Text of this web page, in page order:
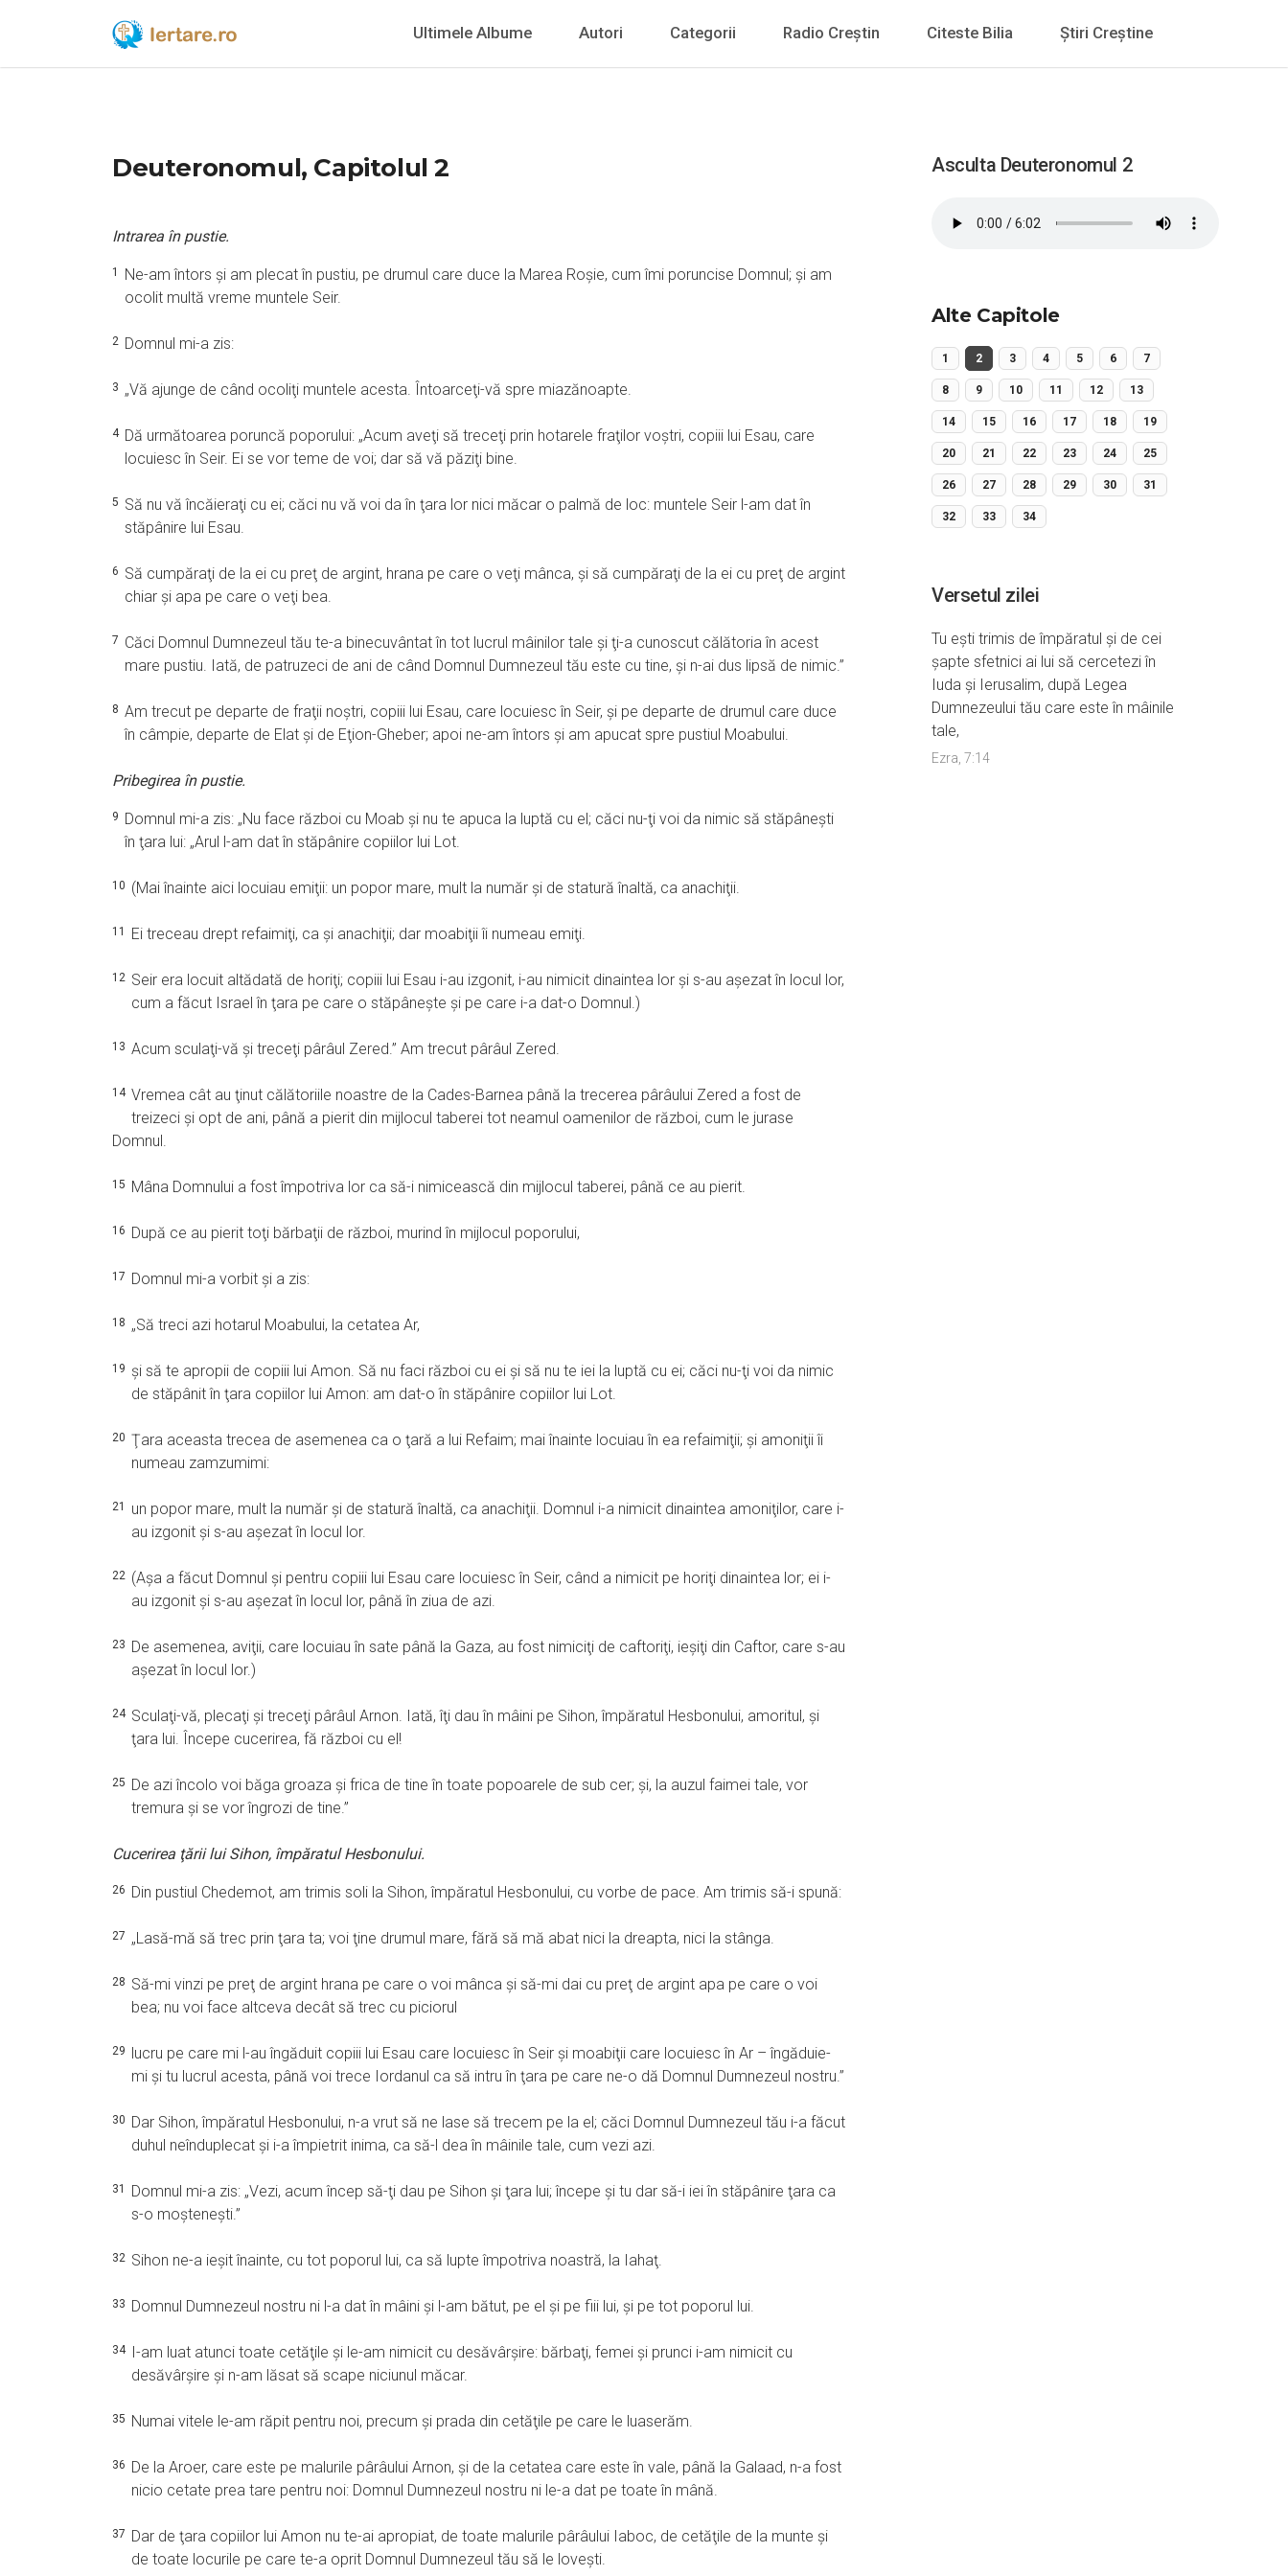
Ultimele Albume Autori Categorii Radio Creștin Citeste Bilia Știri Creștine
Deuteronomul, Capitolul 2
Intrarea în pustie.
1 Ne-am întors şi am plecat în pustiu, pe drumul care duce la Marea Roşie, cum îmi poruncise Domnul; şi am
ocolit multă vreme muntele Seir.
2 Domnul mi-a zis:
3 „Vă ajunge de când ocoliţi muntele acesta. Întoarceţi-vă spre miazănoapte.
4 Dă următoarea poruncă poporului: „Acum aveţi să treceţi prin hotarele fraţilor voştri, copiii lui Esau, care
locuiesc în Seir. Ei se vor teme de voi; dar să vă păziţi bine.
5 Să nu vă încăieraţi cu ei; căci nu vă voi da în ţara lor nici măcar o palmă de loc: muntele Seir l-am dat în
stăpânire lui Esau.
6 Să cumpăraţi de la ei cu preţ de argint, hrana pe care o veţi mânca, şi să cumpăraţi de la ei cu preţ de argint
chiar şi apa pe care o veţi bea.
7 Căci Domnul Dumnezeul tău te-a binecuvântat în tot lucrul mâinilor tale şi ţi-a cunoscut călătoria în acest
mare pustiu. Iată, de patruzeci de ani de când Domnul Dumnezeul tău este cu tine, şi n-ai dus lipsă de nimic.”
8 Am trecut pe departe de fraţii noştri, copiii lui Esau, care locuiesc în Seir, şi pe departe de drumul care duce
în câmpie, departe de Elat şi de Eţion-Gheber; apoi ne-am întors şi am apucat spre pustiul Moabului.
Pribegirea în pustie.
9 Domnul mi-a zis: „Nu face război cu Moab şi nu te apuca la luptă cu el; căci nu-ţi voi da nimic să stăpâneşti
în ţara lui: „Arul l-am dat în stăpânire copiilor lui Lot.
10 (Mai înainte aici locuiau emiţii: un popor mare, mult la număr şi de statură înaltă, ca anachiţii.
11 Ei treceau drept refaimiţi, ca şi anachiţii; dar moabiţii îi numeau emiţi.
12 Seir era locuit altădată de horiţi; copiii lui Esau i-au izgonit, i-au nimicit dinaintea lor şi s-au aşezat în locul lor,
cum a făcut Israel în ţara pe care o stăpâneşte şi pe care i-a dat-o Domnul.)
13 Acum sculaţi-vă şi treceţi pârâul Zered.” Am trecut pârâul Zered.
14 Vremea cât au ţinut călătoriile noastre de la Cades-Barnea până la trecerea pârâului Zered a fost de
treizeci şi opt de ani, până a pierit din mijlocul taberei tot neamul oamenilor de război, cum le jurase
Domnul.
15 Mâna Domnului a fost împotriva lor ca să-i nimicească din mijlocul taberei, până ce au pierit.
16 După ce au pierit toţi bărbaţii de război, murind în mijlocul poporului,
17 Domnul mi-a vorbit şi a zis:
18 „Să treci azi hotarul Moabului, la cetatea Ar,
19 şi să te apropii de copiii lui Amon. Să nu faci război cu ei şi să nu te iei la luptă cu ei; căci nu-ţi voi da nimic
de stăpânit în ţara copiilor lui Amon: am dat-o în stăpânire copiilor lui Lot.
20 Ţara aceasta trecea de asemenea ca o ţară a lui Refaim; mai înainte locuiau în ea refaimiţii; şi amoniţii îi
numeau zamzumimi:
21 un popor mare, mult la număr şi de statură înaltă, ca anachiţii. Domnul i-a nimicit dinaintea amoniţilor, care i-
au izgonit şi s-au aşezat în locul lor.
22 (Aşa a făcut Domnul şi pentru copiii lui Esau care locuiesc în Seir, când a nimicit pe horiţi dinaintea lor; ei i-
au izgonit şi s-au aşezat în locul lor, până în ziua de azi.
23 De asemenea, aviţii, care locuiau în sate până la Gaza, au fost nimiciţi de caftoriţi, ieşiţi din Caftor, care s-au
aşezat în locul lor.)
24 Sculaţi-vă, plecaţi şi treceţi pârâul Arnon. Iată, îţi dau în mâini pe Sihon, împăratul Hesbonului, amoritul, şi
ţara lui. Începe cucerirea, fă război cu el!
25 De azi încolo voi băga groaza şi frica de tine în toate popoarele de sub cer; şi, la auzul faimei tale, vor
tremura şi se vor îngrozi de tine.”
Cucerirea ţării lui Sihon, împăratul Hesbonului.
26 Din pustiul Chedemot, am trimis soli la Sihon, împăratul Hesbonului, cu vorbe de pace. Am trimis să-i spună:
27 „Lasă-mă să trec prin ţara ta; voi ţine drumul mare, fără să mă abat nici la dreapta, nici la stânga.
28 Să-mi vinzi pe preţ de argint hrana pe care o voi mânca şi să-mi dai cu preţ de argint apa pe care o voi
bea; nu voi face altceva decât să trec cu piciorul
29 lucru pe care mi l-au îngăduit copiii lui Esau care locuiesc în Seir şi moabiţii care locuiesc în Ar – îngăduie-
mi şi tu lucrul acesta, până voi trece Iordanul ca să intru în ţara pe care ne-o dă Domnul Dumnezeul nostru.”
30 Dar Sihon, împăratul Hesbonului, n-a vrut să ne lase să trecem pe la el; căci Domnul Dumnezeul tău i-a făcut
duhul neînduplecat şi i-a împietrit inima, ca să-l dea în mâinile tale, cum vezi azi.
31 Domnul mi-a zis: „Vezi, acum încep să-ţi dau pe Sihon şi ţara lui; începe şi tu dar să-i iei în stăpânire ţara ca
s-o moşteneşti.”
32 Sihon ne-a ieşit înainte, cu tot poporul lui, ca să lupte împotriva noastră, la Iahaţ.
33 Domnul Dumnezeul nostru ni l-a dat în mâini şi l-am bătut, pe el şi pe fiii lui, şi pe tot poporul lui.
34 I-am luat atunci toate cetăţile şi le-am nimicit cu desăvârşire: bărbaţi, femei şi prunci i-am nimicit cu
desăvârşire şi n-am lăsat să scape niciunul măcar.
35 Numai vitele le-am răpit pentru noi, precum şi prada din cetăţile pe care le luaserăm.
36 De la Aroer, care este pe malurile pârâului Arnon, şi de la cetatea care este în vale, până la Galaad, n-a fost
nicio cetate prea tare pentru noi: Domnul Dumnezeul nostru ni le-a dat pe toate în mână.
37 Dar de ţara copiilor lui Amon nu te-ai apropiat, de toate malurile pârâului Iaboc, de cetăţile de la munte şi
de toate locurile pe care te-a oprit Domnul Dumnezeul tău să le loveşti.
Asculta Deuteronomul 2
Alte Capitole
1 2 3 4 5 6 7
8 9 10 11 12 13
14 15 16 17 18 19
20 21 22 23 24 25
26 27 28 29 30 31
32 33 34
Versetul zilei
Tu eşti trimis de împăratul şi de cei
şapte sfetnici ai lui să cercetezi în
Iuda şi Ierusalim, după Legea
Dumnezeului tău care este în mâinile
tale,
Ezra, 7:14